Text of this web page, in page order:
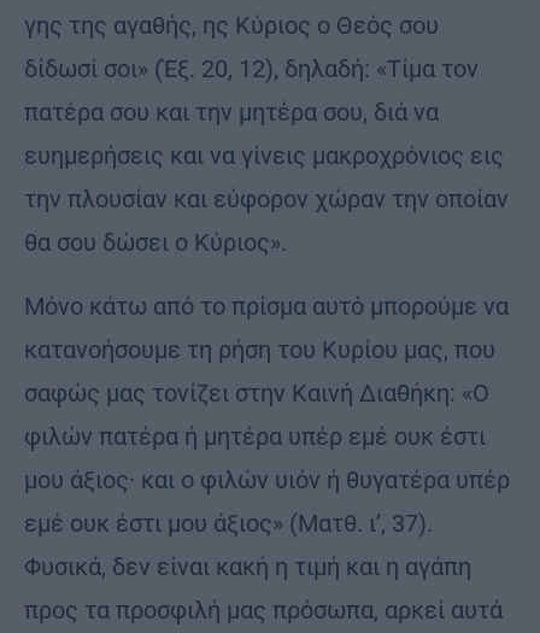
γης της αγαθής, ης Κύριος ο Θεός σου
δίδωσί σοι» (Έξ. 20, 12), δηλαδή: «Τίμα τον
πατέρα σου και την μητέρα σου, διά να
ευημερήσεις και να γίνεις μακροχρόνιος εις
την πλουσίαν και εύφορον χώραν την οποίαν
θα σου δώσει ο Κύριος».
Μόνο κάτω από το πρίσμα αυτό μπορούμε να
κατανοήσουμε τη ρήση του Κυρίου μας, που
σαφώς μας τονίζει στην Καινή Διαθήκη: «Ο
φιλών πατέρα ή μητέρα υπέρ εμέ ουκ έστι
μου άξιος· και ο φιλών υιόν ή θυγατέρα υπέρ
εμέ ουκ έστι μου άξιος» (Ματθ. ι’, 37).
Φυσικά, δεν είναι κακή η τιμή και η αγάπη
προς τα προσφιλή μας πρόσωπα, αρκεί αυτά